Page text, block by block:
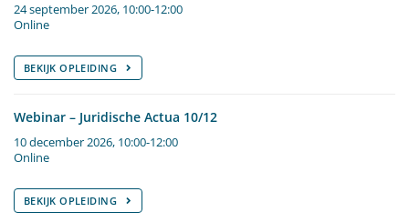
24 september 2026, 10:00-12:00
Online
BEKIJK OPLEIDING
Webinar – Juridische Actua 10/12
10 december 2026, 10:00-12:00
Online
BEKIJK OPLEIDING